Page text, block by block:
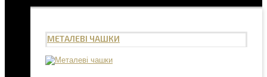
МЕТАЛЕВІ ЧАШКИ